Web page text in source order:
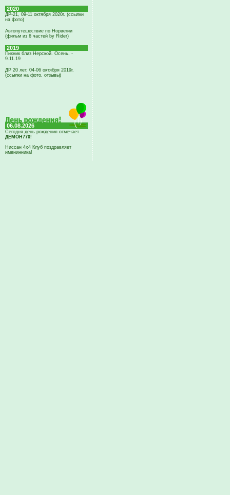
2020
ДР-21, 09-11 октября 2020г. (ссылки
на фото)
Автопутешествие по Норвегии
(фильм из 6 частей by Rider)
2019
Пикник близ Нерской. Осень. -
9.11.19
ДР 20 лет, 04-06 октября 2019г.
(ссылки на фото, отзывы)
06.08.2026
Сегодня день рождения отмечает
ДЕМОН770!
Ниссан 4х4 Клуб поздравляет
именинника!